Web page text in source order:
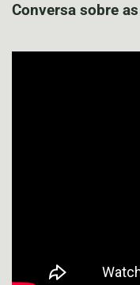
Conversa sobre